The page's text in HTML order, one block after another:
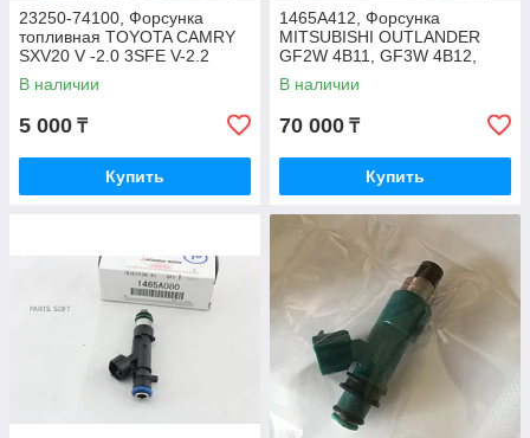
23250-74100, Форсунка
топливная TOYOTA CAMRY
SXV20 V -2.0 3SFE V-2.2
5SFE, CHINA
В наличии
5 000 ₸
Купить
1465A412, Форсунка
MITSUBISHI OUTLANDER
GF2W 4B11, GF3W 4B12,
JAPAN
В наличии
70 000 ₸
Купить